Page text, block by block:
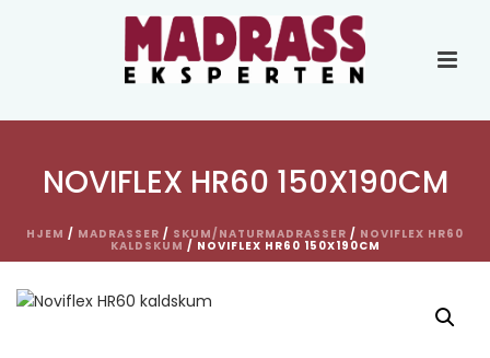
NOVIFLEX HR60 150X190CM
HJEM / MADRASSER / SKUM/NATURMADRASSER / NOVIFLEX HR60
KALDSKUM / NOVIFLEX HR60 150X190CM